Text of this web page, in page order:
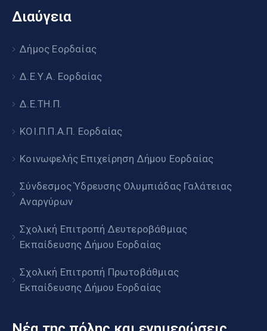
Διαύγεια
Δήμος Εορδαίας
Δ.Ε.Υ.Α. Εορδαίας
Δ.Ε.ΤΗ.Π.
ΚΟΙ.Π.Π.Α.Π. Εορδαίας
Κοινωφελής Επιχείρηση Δήμου Εορδαίας
Σύνδεσμος Ύδρευσης Ολυμπιάδας Γαλάτειας
Αναργύρων
Σχολική Επιτροπή Δευτεροβάθμιας
Εκπαίδευσης Δήμου Εορδαίας
Σχολική Επιτροπή Πρωτοβάθμιας
Εκπαίδευσης Δήμου Εορδαίας